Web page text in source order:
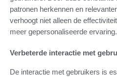
patronen herkennen en
verhoogt niet alleen de
meer gepersonaliseerde ervaring.
Verbeterde interactie met
De interactie met gebruikers is